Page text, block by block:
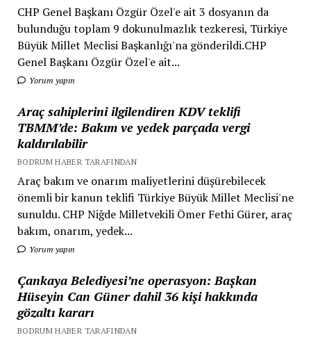
CHP Genel Başkanı Özgür Özel'e ait 3 dosyanın da
bulunduğu toplam 9 dokunulmazlık tezkeresi, Türkiye
Büyük Millet Meclisi Başkanlığı'na gönderildi.CHP
Genel Başkanı Özgür Özel'e ait...
Yorum yapın
Araç sahiplerini ilgilendiren KDV teklifi
TBMM’de: Bakım ve yedek parçada vergi
kaldırılabilir
BODRUM HABER TARAFINDAN
Araç bakım ve onarım maliyetlerini düşürebilecek
önemli bir kanun teklifi Türkiye Büyük Millet Meclisi'ne
sunuldu. CHP Niğde Milletvekili Ömer Fethi Gürer, araç
bakım, onarım, yedek...
Yorum yapın
Çankaya Belediyesi’ne operasyon: Başkan
Hüseyin Can Güner dahil 36 kişi hakkında
gözaltı kararı
BODRUM HABER TARAFINDAN